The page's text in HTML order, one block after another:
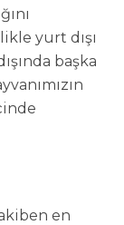
yurt dışı
başka
en